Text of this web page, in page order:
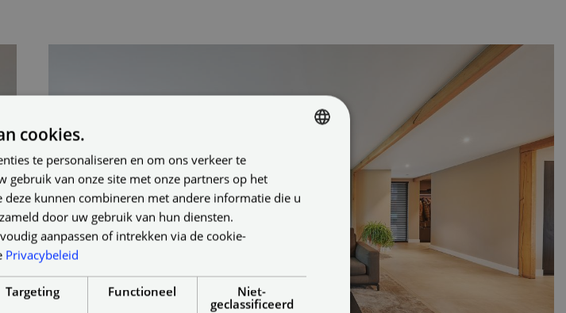
cookies.
te personaliseren en om ons verkeer te
gebruik van onze site met onze partners op het
deze kunnen combineren met andere informatie die u
door uw gebruik van hun diensten.
aanpassen of intrekken via de cookie-
Privacybeleid
Targeting Functioneel
Niet-
geclassificeerd